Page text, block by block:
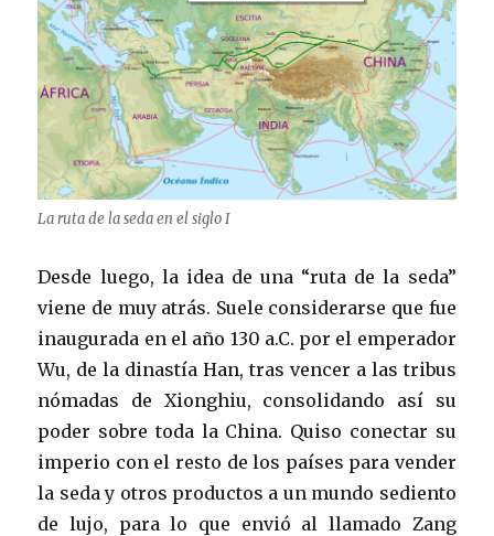
La ruta de la seda en el siglo I
Desde luego, la idea de una “ruta de la seda”
viene de muy atrás. Suele considerarse que fue
inaugurada en el año 130 a.C. por el emperador
Wu, de la dinastía Han, tras vencer a las tribus
nómadas de Xionghiu, consolidando así su
poder sobre toda la China. Quiso conectar su
imperio con el resto de los países para vender
la seda y otros productos a un mundo sediento
de lujo, para lo que envió al llamado Zang